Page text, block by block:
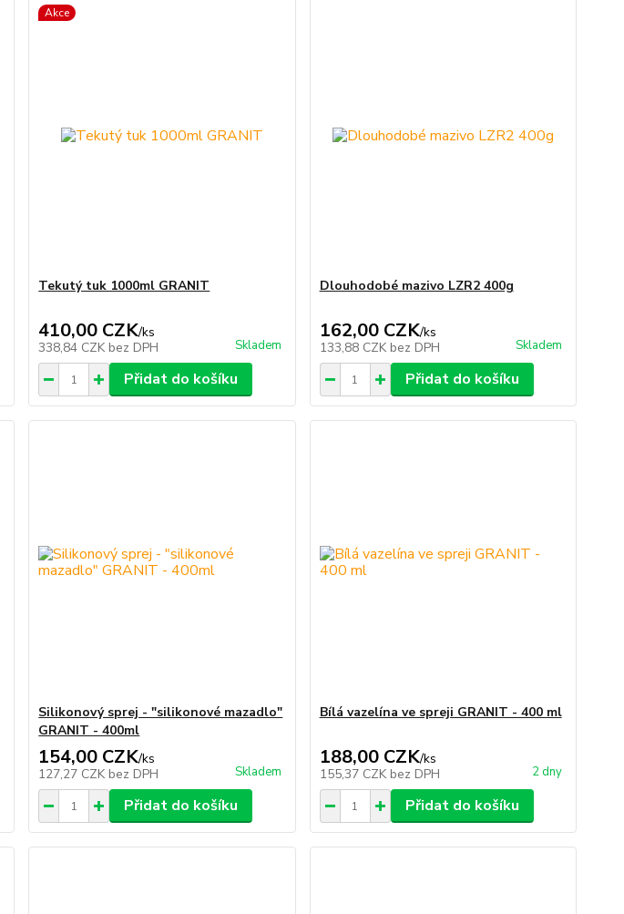
Akce
Tekutý tuk 1000ml GRANIT
410,00 CZK/ks
338,84 CZK bez DPH Skladem
Přidat do košíku
Dlouhodobé mazivo LZR2 400g
162,00 CZK/ks
133,88 CZK bez DPH Skladem
Přidat do košíku
Silikonový sprej - "silikonové mazadlo"
GRANIT - 400ml
154,00 CZK/ks
127,27 CZK bez DPH Skladem
Přidat do košíku
Bílá vazelína ve spreji GRANIT - 400 ml
188,00 CZK/ks
155,37 CZK bez DPH 2 dny
Přidat do košíku